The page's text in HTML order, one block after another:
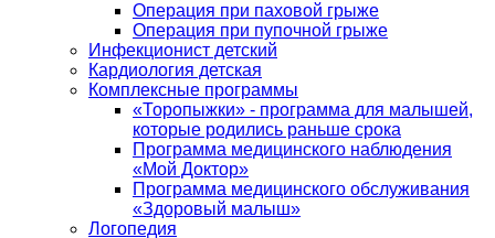
Операция при паховой грыже
Операция при пупочной грыже
Инфекционист детский
Кардиология детская
Комплексные программы
«Торопыжки» - программа для малышей,
которые родились раньше срока
Программа медицинского наблюдения
«Мой Доктор»
Программа медицинского обслуживания
«Здоровый малыш»
Логопедия